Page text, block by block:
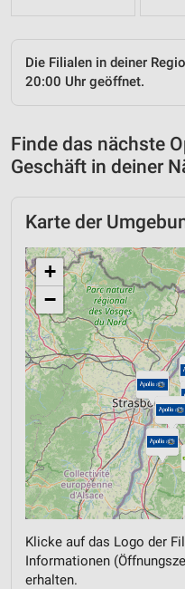
Die Filialen in deiner
20:00 Uhr geöffnet.
Finde das nächste
Geschäft in deiner
Karte der
+
−
Klicke auf das Logo der
Informationen
erhalten.